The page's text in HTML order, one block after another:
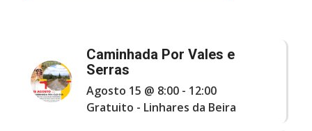
Caminhada Por Vales e
Serras
Agosto 15 @ 8:00- 12:00
Gratuito - Linhares da Beira